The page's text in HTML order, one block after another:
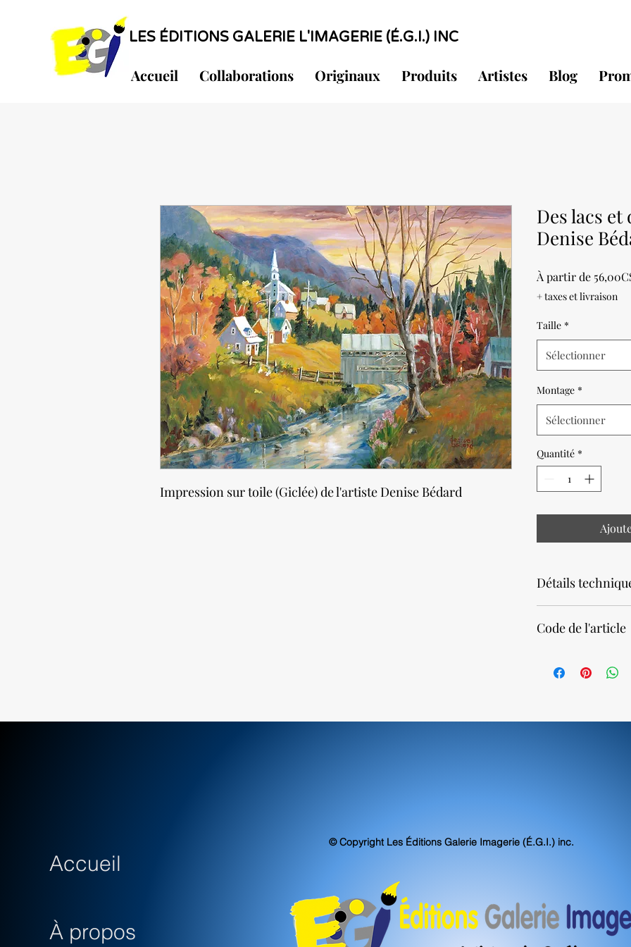
LES ÉDITIONS GALERIE L'IMAGERIE (É.G.I.) INC
Accueil Collaborations Originaux Produits Artistes Blog
Impression sur toile (Giclée) de l'artiste Denise Bédard
Des lacs
Denise
À partir de
+ taxes et livraison
Taille *
Sélectionner
Montage *
Sélectionner
Quantité *
Détails
Prévoir un délai de 2
d'archivabilité et de
Code de l'article
Accueil
À propos
© Copyright Les Éditions Galerie Imagerie (É.G.I.) inc.